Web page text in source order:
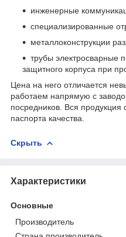
инженерные
специализированные
металлоконструкции
трубы электросварные
защитного корпуса при
Цена на него отличается
работаем напрямую с
посредников. Вся
паспорта качества.
Скрыть
Характеристики
Основные
Производитель